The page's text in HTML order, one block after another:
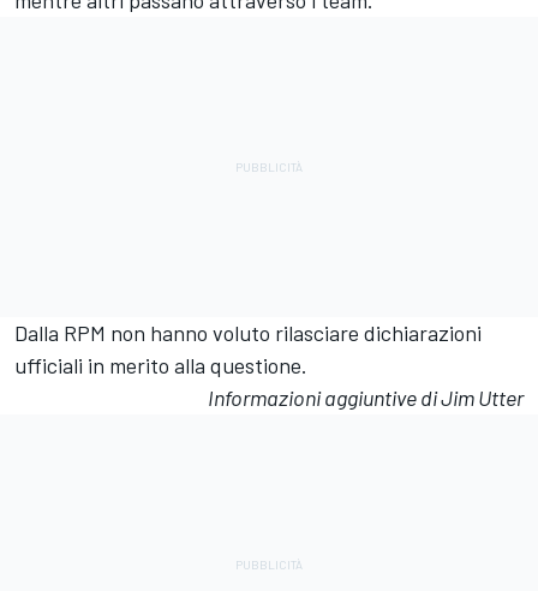
Dalla RPM non hanno voluto rilasciare dichiarazioni
ufficiali in merito alla questione.
Informazioni aggiuntive di Jim Utter